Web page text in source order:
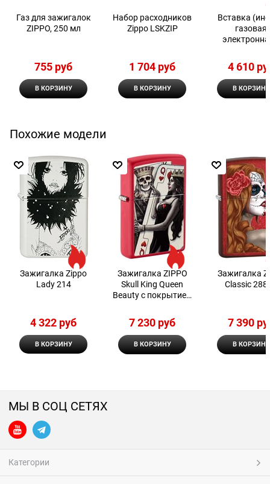
Газ для зажигалок
ZIPPO, 250 мл
755 руб
В КОРЗИНУ
Набор расходников
Zippo LSKZIP
1 704 руб
В КОРЗИНУ
Вставка
газовая
Zippo
4 610
В КОРЗИНУ
Похожие модели
Зажигалка Zippo
Lady 214
4 322 руб
В КОРЗИНУ
Зажигалка ZIPPO
Skull King Queen
Beauty с покрытием
7 230 руб
В КОРЗИНУ
Зажигалка
Classic
7 390
В КОРЗИНУ
МЫ В СОЦ СЕТЯХ
Категории